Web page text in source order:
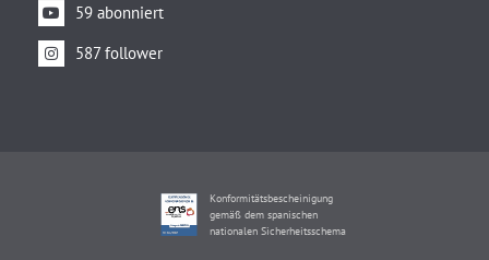
59 abonniert
587 follower
Konformitätsbescheinigung
gemäß dem spanischen
nationalen Sicherheitsschema